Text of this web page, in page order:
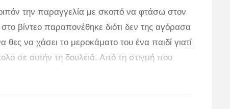
την παραγγελία με σκοπό να φτάσω στον
βίντεο παραπονέθηκε διότι δεν της αγόρασα
να χάσει το μεροκάματο του ένα παιδί γιατί
σε αυτήν τη δουλειά. Από τη στιγμή που
διανομέα ΔΕΝ ΘΕΛΩ ΝΑ ΘΙΞΩ ΚΑΙ ΝΑ